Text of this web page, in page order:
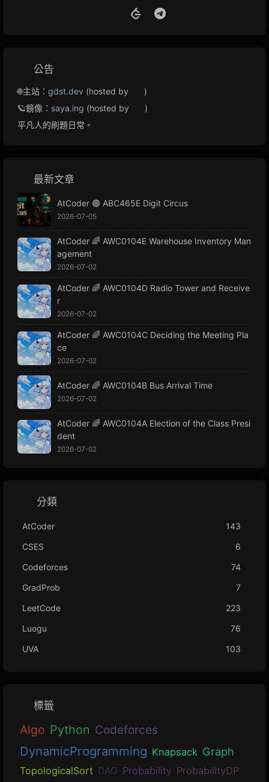
公告
🌐主站： gdst.dev (hosted by
)
🪐鏡像： saya.ing (hosted by
)
平凡人的刷題日常。
最新文章
AtCoder 🟢 ABC465E Digit Circus
2026-07-05
AtCoder 🌈 AWC0104E Warehouse Inventory Man
agement
2026-07-02
AtCoder 🌈 AWC0104D Radio Tower and Receive
r
2026-07-02
AtCoder 🌈 AWC0104C Deciding the Meeting Pla
ce
2026-07-02
AtCoder 🌈 AWC0104B Bus Arrival Time
2026-07-02
AtCoder 🌈 AWC0104A Election of the Class Presi
dent
2026-07-02
分類
AtCoder
143
CSES
6
Codeforces
74
GradProb
7
LeetCode
223
Luogu
76
UVA
103
標籤
Algo Python Codeforces
DynamicProgramming Knapsack Graph
TopologicalSort DAG Probability ProbabilityDP